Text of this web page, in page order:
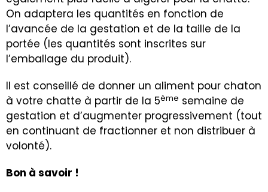
On adaptera les quantités en fonction de
l’avancée de la gestation et de la taille de la
portée (les quantités sont inscrites sur
l’emballage du produit).
Il est conseillé de donner un aliment pour chaton
à votre chatte à partir de la 5ème semaine de
gestation et d’augmenter progressivement (tout
en continuant de fractionner et non distribuer à
volonté).
Bon à savoir !